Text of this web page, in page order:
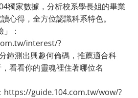
獨家數據，分析校系學長姐的畢業
心得，全方位認識科系特色。
：
interest/?
鐘測出興趣何倫碼，推薦適合科
看看你的靈魂裡住著哪位名
https://guide.104.com.tw/wow/?